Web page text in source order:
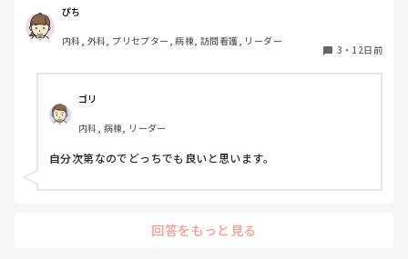
ですが、離島はコミュニティも狭いのであった方がいいのか
な？と考えたりしました、、
ぴち
内科, 外科, プリセプター, 病棟, 訪問看護, リーダー
3 ・ 12日前
ゴリ
内科, 病棟, リーダー
自分次第なのでどっちでも良いと思います。
回答をもっと見る